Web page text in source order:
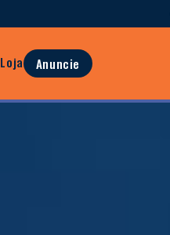
Loja Anuncie